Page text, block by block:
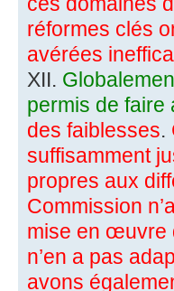
réformes clés
avérées
XII.
permis de faire
des faiblesses.
suffisamment
propres aux
Commission
mise en œuvre
n’en a pas
avons